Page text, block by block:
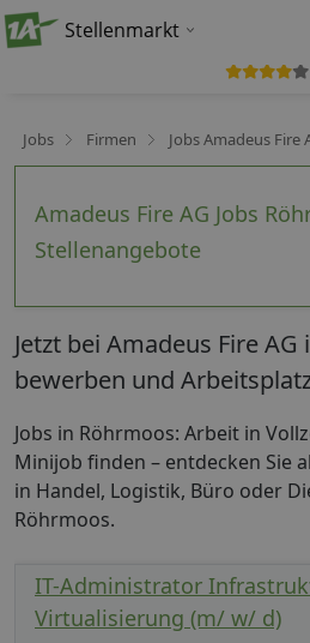
Stellenmarkt
Jobs Firmen Jobs Amadeus Fire
Amadeus Fire AG Jobs
Stellenangebote
Jetzt bei Amadeus Fire
bewerben und
Jobs in Röhrmoos: Arbeit in
Minijob finden – entdecken Sie
in Handel, Logistik, Büro oder
Röhrmoos.
IT-Administrator
Virtualisierung (m/ w/ d)